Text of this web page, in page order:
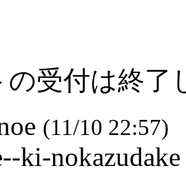
の受付は終了
(11/10 22:57)
ki-nokazudake